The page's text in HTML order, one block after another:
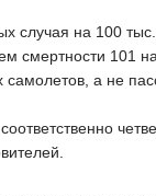
на 100
101
а не